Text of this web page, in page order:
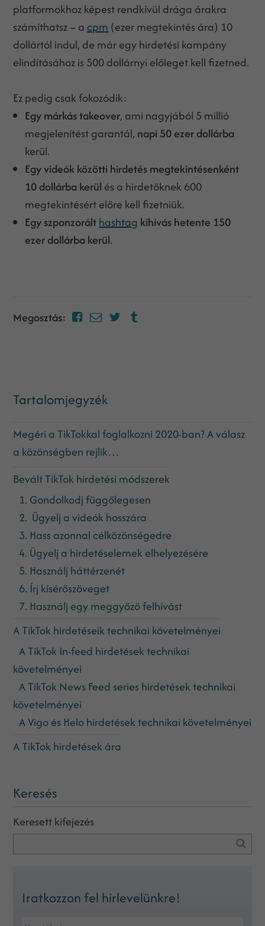
platformokhoz képest rendkívül drága árakra
számíthatsz – a cpm (ezer megtekintés ára) 10
dollártól indul, de már egy hirdetési kampány
elindításához is 500 dollárnyi előleget kell fizetned.
Ez pedig csak fokozódik:
Egy márkás takeover, ami nagyjából 5 millió
megjelenítést garantál, napi 50 ezer dollárba
kerül.
Egy videók közötti hirdetésmegtekintésenként
10 dollárba kerül és a hirdetőknek 600
megtekintésért előre kell fizetniük.
Egy szponzorálthashtag kihíváshetente 150
ezer dollárba kerül.
Megosztás:
Tartalomjegyzék
Megéri a TikTokkal foglalkozni 2020-ban? A válasz
a közönségben rejlik…
Bevált TikTok hirdetési módszerek
1. Gondolkodj függőlegesen
2. Ügyelj a videók hosszára
3. Hass azonnal célközönségedre
4. Ügyelj a hirdetéselemek elhelyezésére
5. Használj háttérzenét
6. Írj kísérőszöveget
7. Használj egy meggyőző felhívást
A TikTok hirdetéseik technikai követelményei
A TikTok In-feed hirdetések technikai
követelményei
A TikTok News Feed series hirdetések technikai
követelményei
A Vigo és Helo hirdetések technikai követelményei
A TikTok hirdetések ára
Keresés
Keresett kifejezés
Iratkozzon fel hírlevelünkre!